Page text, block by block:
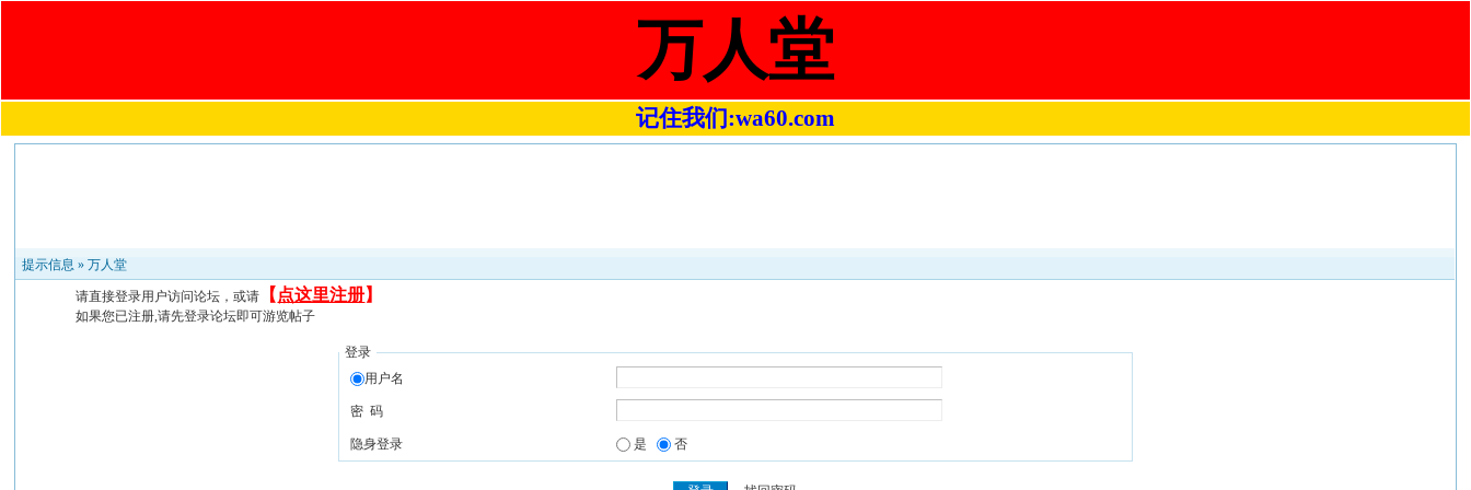
万人堂
记住我们:wa60.com
提示信息 »万人堂
请直接登录用户访问论坛，或请 【 点这里注册】
如果您已注册,请先登录论坛即可游览帖子
登录
用户名
密 码
隐身登录 是 否